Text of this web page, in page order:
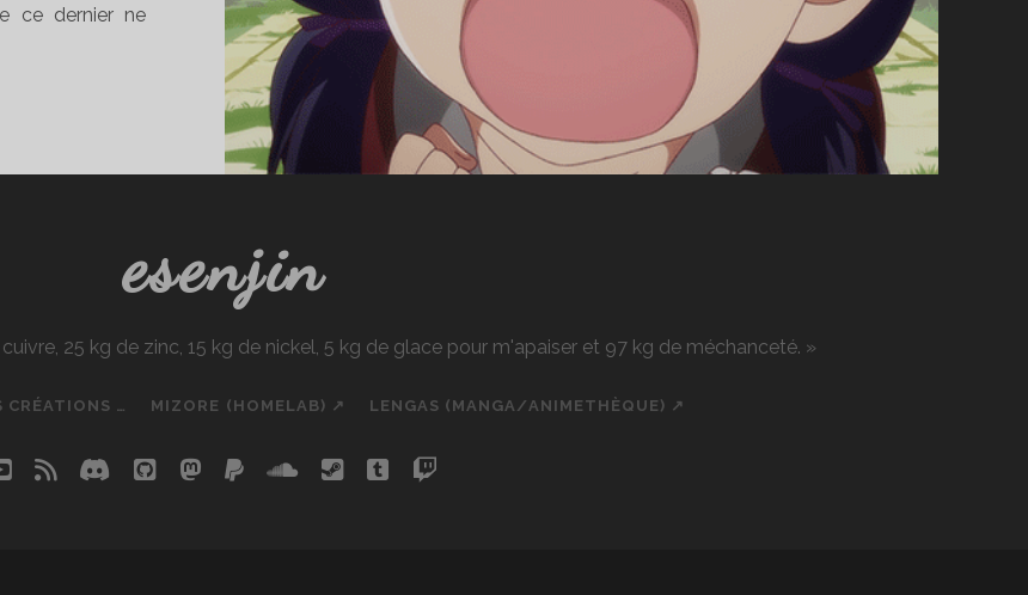
ce dernier ne
esenjin
25 kg de zinc, 15 kg de nickel, 5 kg de glace pour m'apaiser et 97 kg de méchanceté. »
CRÉATIONS … MIZORE (HOMELAB) ↗ LENGAS (MANGA/ANIMETHÈQUE) ↗
youtube
rss discord
githubmastodon
paypalsoundcloud
steamtumblrtwitch